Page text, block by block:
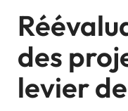
des
levier